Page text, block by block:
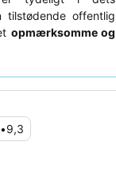
offentlig
opmærksomme og
For en virkelig
•9,3